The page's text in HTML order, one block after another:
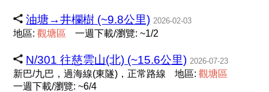
油塘→井欄樹 (~9.8公里) 2026-02-03
地區:觀塘區 一週下載/瀏覽: ~1/2
N/301 往慈雲山(北) (~15.6公里) 2026-07-23
新巴/九巴，過海線(東隧)，正常路線 地區:觀塘區
一週下載/瀏覽: ~6/4